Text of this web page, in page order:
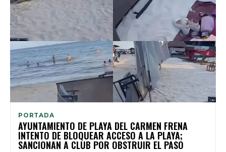
PORTADA
AYUNTAMIENTO DE PLAYA DEL CARMEN FRENA
INTENTO DE BLOQUEAR ACCESO A LA PLAYA;
SANCIONAN A CLUB POR OBSTRUIR EL PASO